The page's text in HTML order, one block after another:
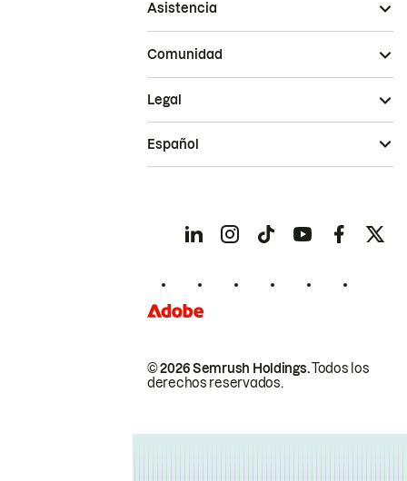
Asistencia
Comunidad
© 2026 Semrush Holdings.Todos los
derechos reservados.
Legal
Español